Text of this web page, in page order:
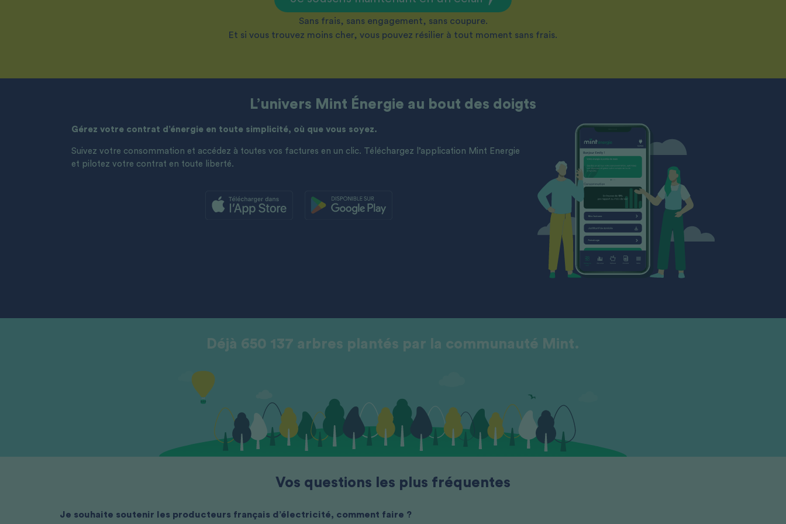
Sans frais, sans engagement, sans coupure.
Et si vous trouvez moins cher, vous pouvez résilier à tout moment sans frais.
L’univers Mint Énergie au bout des doigts
Gérez votre contrat d’énergie en toute simplicité, où que vous soyez.
Suivez votre consommation et accédez à toutes vos factures en un clic. Téléchargez l’application Mint Energie
et pilotez votre contrat en toute liberté.
Déjà 650 137 arbres plantés par la communauté Mint.
Vos questions les plus fréquentes
Je souhaite soutenir les producteurs français d’électricité, comment faire ?